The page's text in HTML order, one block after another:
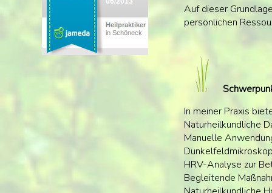
Auf dieser
persönlichen
In meiner Praxis
Naturheilkundliche
Manuelle
HRV-Analyse zur
Begleitende